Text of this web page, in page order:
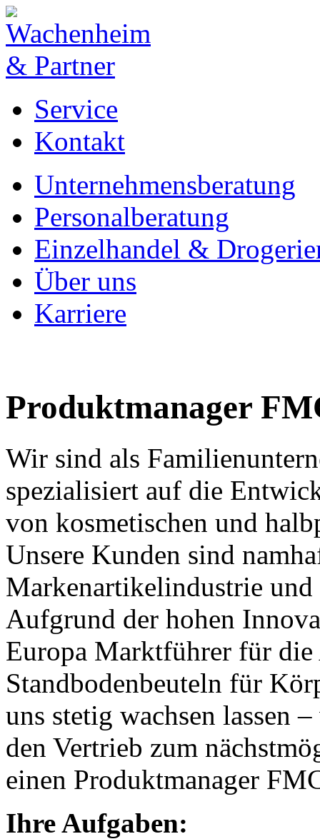
Service
Kontakt
Unternehmensberatung
Personalberatung
Einzelhandel &
Über uns
Karriere
Produktmanager
Wir sind als
spezialisiert auf die
von kosmetischen und
Unsere Kunden sind
Markenartikelindustrie
Aufgrund der hohen
Europa Marktführer für
Standbodenbeuteln für
uns stetig wachsen lassen
den Vertrieb zum
einen Produktmanager
Ihre Aufgaben: